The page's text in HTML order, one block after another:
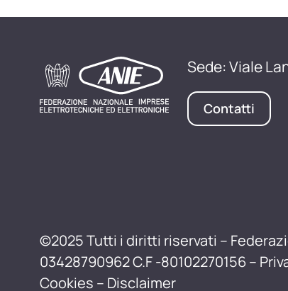
Sede: Viale
Contatti
©2025 Tutti i diritti riservati –
03428790962 C.F -80102270156 –
Cookies – Disclaimer